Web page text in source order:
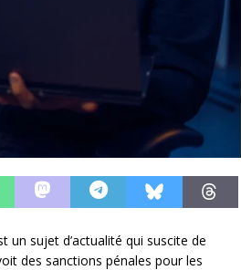
un sujet d’actualité qui suscite de
des sanctions pénales pour les